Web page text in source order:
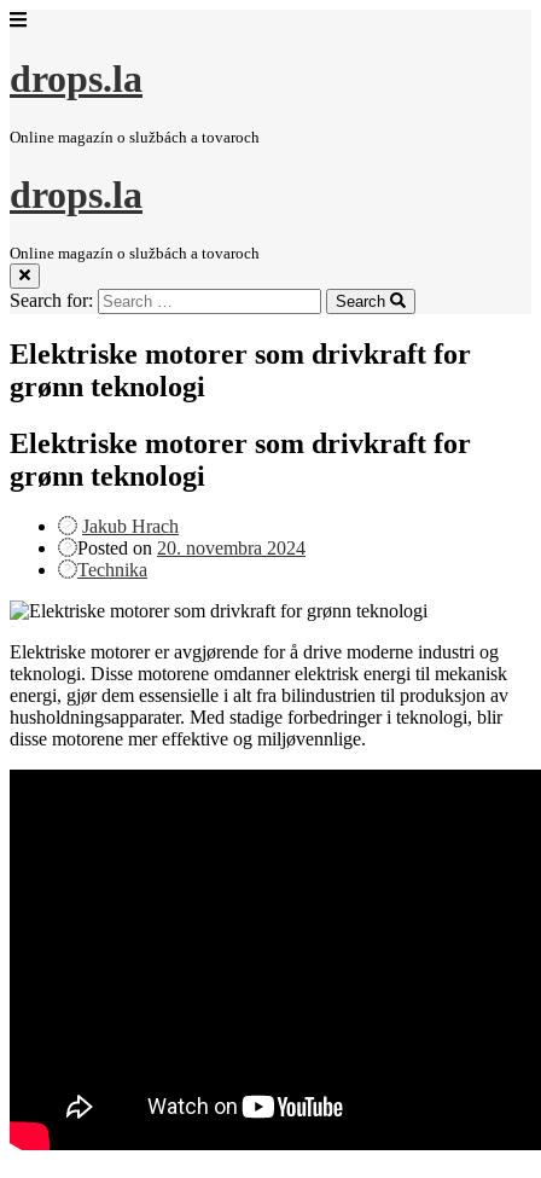
drops.la
Online magazín o službách a tovaroch
drops.la
Online magazín o službách a tovaroch
Search for: Search
Elektriske motorer som drivkraft for
grønn teknologi
Elektriske motorer som drivkraft for
grønn teknologi
Jakub Hrach
Posted on 20. novembra 2024
Technika
Elektriske motorer er avgjørende for å drive moderne industri og
teknologi. Disse motorene omdanner elektrisk energi til mekanisk
energi, gjør dem essensielle i alt fra bilindustrien til produksjon av
husholdningsapparater. Med stadige forbedringer i teknologi, blir
disse motorene mer effektive og miljøvennlige.